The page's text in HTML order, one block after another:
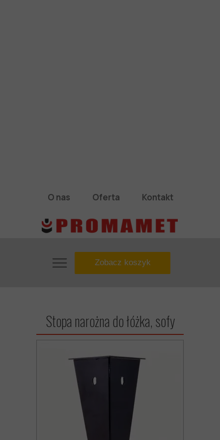
O nas Oferta Kontakt
Zobacz koszyk
Stopa narożna do łóżka, sofy